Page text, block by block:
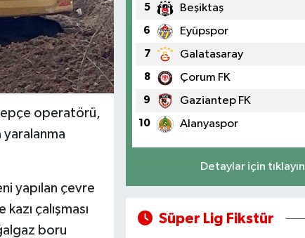
operatörü,
yaralanma
yapılan çevre
çalışması
boru
5 Beşiktaş
6 Eyüpspor
7 Galatasaray
8 Çorum FK
9 Gaziantep FK
10 Alanyaspor
Detaylar için tıklayın
Süper Lig Fikstür